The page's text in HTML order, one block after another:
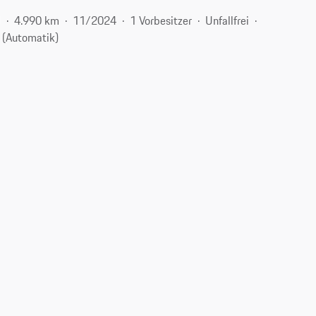
4.990 km 11/2024 1 Vorbesitzer
Unfallfrei
(Automatik)